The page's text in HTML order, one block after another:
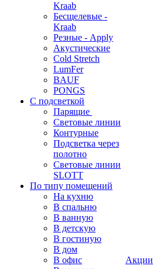
Kraab
Бесщелевые -
Kraab
Резные - Apply
Акустические
Cold Stretch
LumFer
BAUF
PONGS
С подсветкой
Парящие
Световые линии
Контурные
Подсветка через
полотно
Световые линии
SLOTT
По типу помещений
На кухню
В спальню
В ванную
В детскую
В гостиную
В дом
В офис
Акции